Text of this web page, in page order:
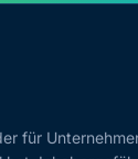
für